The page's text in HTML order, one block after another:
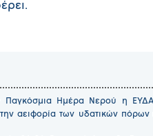
Παγκόσμια Ημέρα Νερού η
αειφορία των υδατικών πόρων